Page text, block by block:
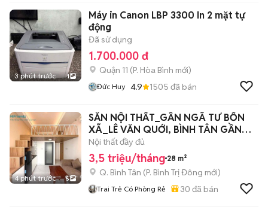
3 phút trước 1
Máy in Canon LBP 3300 In 2 mặt tự
động
Đã sử dụng
1.700.000 đ
Quận 11 (P. Hòa Bình mới)
Đức Huy 4.9 1505 đã bán
4 phút trước 5
SẴN NỘI THẤT_GẦN NGÃ TƯ BỐN
XÃ_LÊ VĂN QUỚI, BÌNH TÂN GẦN
ĐẠI HỌC VHU
Nội thất đầy đủ
3,5 triệu/tháng 28 m²
Q. Bình Tân (P. Bình Trị Đông mới)
Trai Trẻ Có Phòng Rẻ 30 đã bán